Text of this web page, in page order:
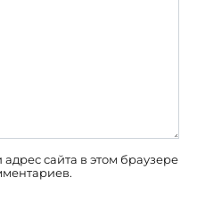
сайта в этом браузере